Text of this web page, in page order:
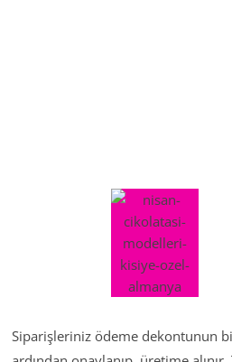
Siparişleriniz ödeme dekontunun